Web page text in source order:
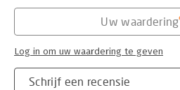
Schrijf een recensie
Uw waardering
Log in om uw waardering te geven